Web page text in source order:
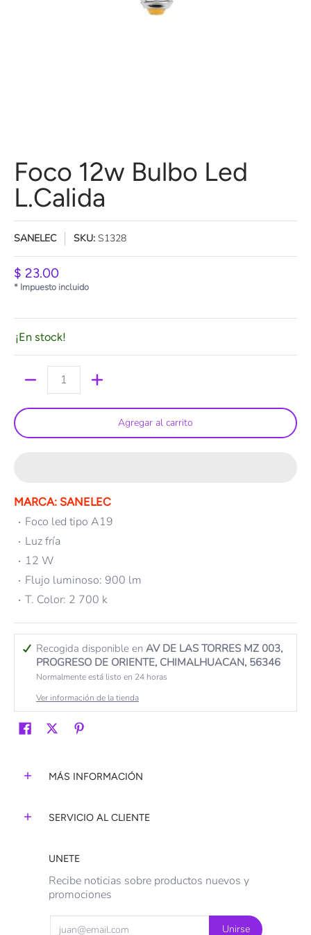
Foco 12w Bulbo Led
L.Calida
SANELEC SKU: S1328
$ 23.00
* Impuesto incluido
¡En stock!
Agregar al carrito
MARCA: SANELEC
Foco led tipo A19
Luz fría
12 W
Flujo luminoso: 900 lm
T. Color: 2 700 k
Recogida disponible en AV DE LAS TORRES MZ 003,
PROGRESO DE ORIENTE, CHIMALHUACAN, 56346
Normalmente está listo en 24 horas
Ver información de la tienda
MÁS INFORMACIÓN
SERVICIO AL CLIENTE
UNETE
Recibe noticias sobre productos nuevos y
promociones
Unirse